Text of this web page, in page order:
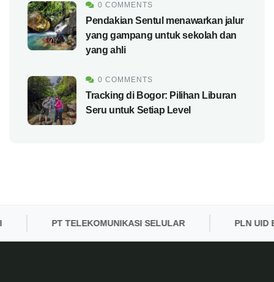
0 COMMENTS
Pendakian Sentul menawarkan jalur
yang gampang untuk sekolah dan
yang ahli
0 COMMENTS
Tracking di Bogor: Pilihan Liburan
Seru untuk Setiap Level
PT TELEKOMUNIKASI SELULAR PLN UID